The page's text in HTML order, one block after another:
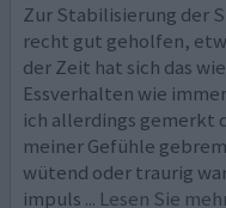
Zur Stabilisierung der
recht gut geholfen,
der Zeit hat sich das
Essverhalten wie
ich allerdings gemerkt
meiner Gefühle
wütend oder traurig
impuls ... Lesen Sie